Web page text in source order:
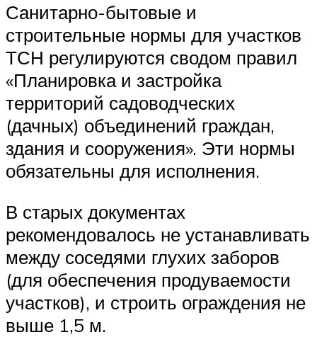
Санитарно-бытовые и
строительные нормы для участков
ТСН регулируются сводом правил
«Планировка и застройка
территорий садоводческих
(дачных) объединений граждан,
здания и сооружения». Эти нормы
обязательны для исполнения.
В старых документах
рекомендовалось не устанавливать
между соседями глухих заборов
(для обеспечения продуваемости
участков), и строить ограждения не
выше 1,5 м.